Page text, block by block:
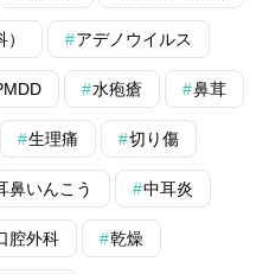
アデノウイルス
水疱瘡 鼻茸
生理痛 切り傷
鼻いんこう 中耳炎
腔外科 乾燥